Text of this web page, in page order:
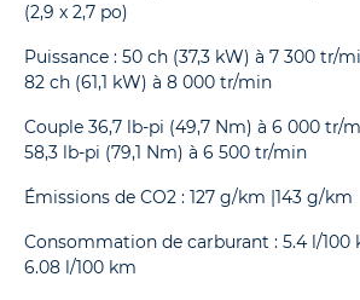
(2,9 x 2,7 po)
Puissance : 50 ch (37,3 kW) à 7 300 tr/
82 ch (61,1 kW) à 8 000 tr/min
Couple 36,7 lb-pi (49,7 Nm) à 6 000 tr/
58,3 lb-pi (79,1 Nm) à 6 500 tr/min
Émissions de CO2 : 127 g/km |143 g/km
Consommation de carburant : 5.4 l/100
6.08 l/100 km